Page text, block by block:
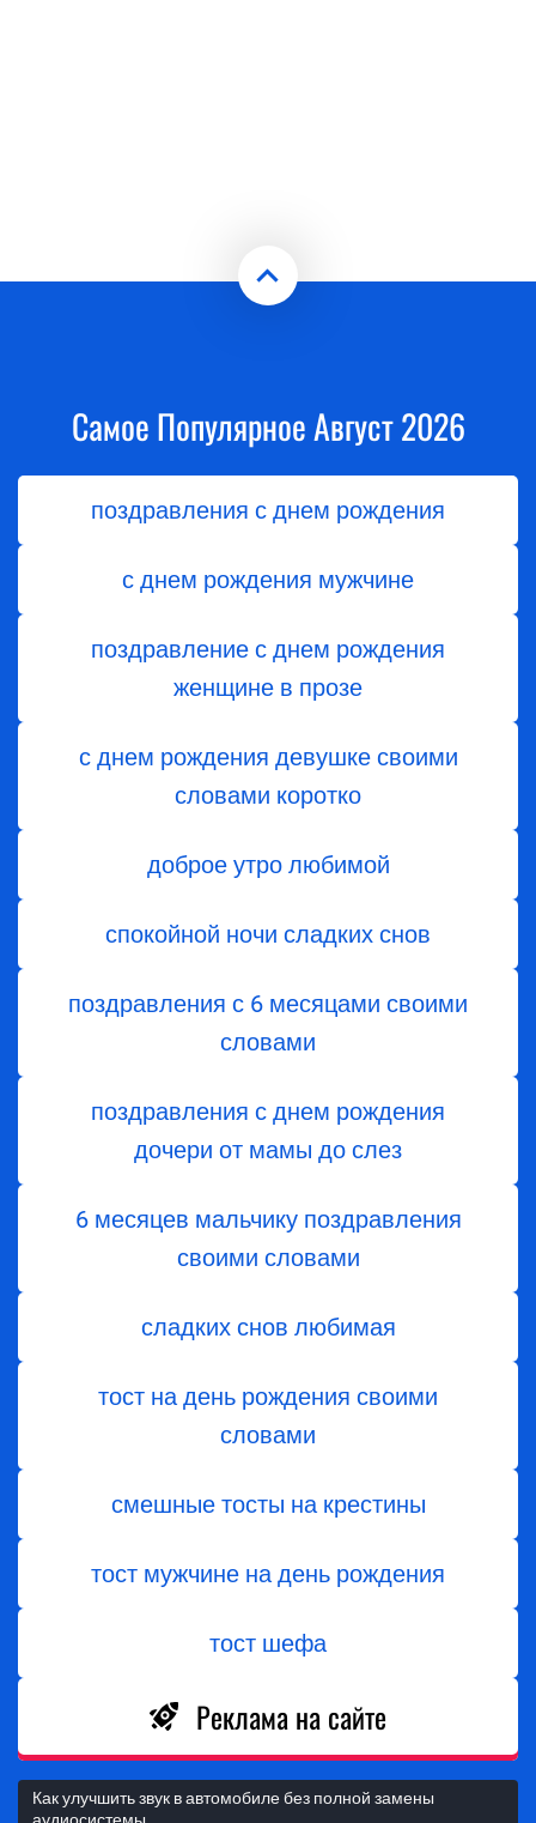
Самое Популярное Август 2026
поздравления с днем рождения
с днем рождения мужчине
поздравление с днем рождения
женщине в прозе
с днем рождения девушке своими
словами коротко
доброе утро любимой
спокойной ночи сладких снов
поздравления с 6 месяцами своими
словами
поздравления с днем ​​рождения
дочери от мамы до слез
6 месяцев мальчику поздравления
своими словами
сладких снов любимая
тост на день рождения своими
словами
смешные тосты на крестины
тост мужчине на день рождения
тост шефа
Реклама на сайте
Как улучшить звук в автомобиле без полной замены